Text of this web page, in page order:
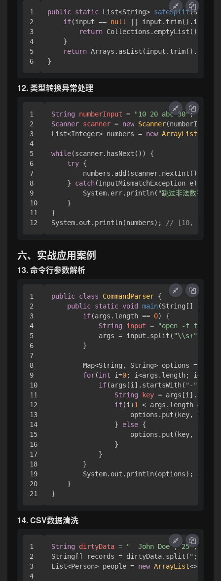
1
2
3
4
5
public static List<String> safeSplit(String
if(input == null
||
return Collections.emptyList();
    }
return Arrays.asList(input.trim().split(
12. 类型转换异常处理
1
2
3
4
5
6
7
8
9
10
11
String numberInput = "10 20 abc 30"
Scanner scanner = new Scanner(numberInput);
List<Integer> numbers = new ArrayList<>();
while(scanner.hasNext()) {
try {
        numbers.add(scanner.nextInt());
    }
catch(InputMismatchException e) {
        System.err.println(
"跳过非法数字: "
    }
}
System.out.println(numbers);
// [10, 20,
六、实战应用案例
13. 命令行参数解析
1
2
3
4
5
6
7
8
9
10
11
12
13
14
15
16
17
18
19
20
public class CommandParser {
public static void main(String[] args)
if(args.length == 0) {
String
input =
"open -f
            args = input.split(
"\\s+"
        }
        Map<String, String> options =
for(int i=0; i<args.length; i++) {
if(args[i].startsWith( "-"
String
key =
if(i+1
< args.length &&
options.put(key,
                }
else {
                    options.put(key,
                }
            }
        }
        System.out.println(options);
    }
14. CSV数据清洗
1
2
3
4
String dirtyData =
"  John Doe , 25 , New
String[] records = dirtyData.split( ";"
List<Person> people = new ArrayList<>();